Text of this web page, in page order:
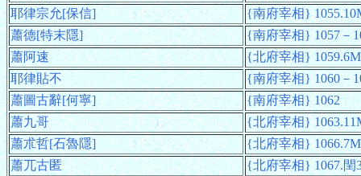
耶律宗允[保信]
{南府宰相}
蕭德[特末隱]
{南府宰相} 1057－
蕭阿速
{北府宰相}
耶律貼不
{南府宰相} 1060－
蕭圖古辭[何寧]
{南府宰相} 1062
蕭九哥
{北府宰相}
蕭朮哲[石魯隱]
{北府宰相}
蕭兀古匿
{北府宰相} 1067.閏